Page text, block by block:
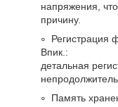
напряжения,
причину.
Регистрация
Впик.:
детальная
Память